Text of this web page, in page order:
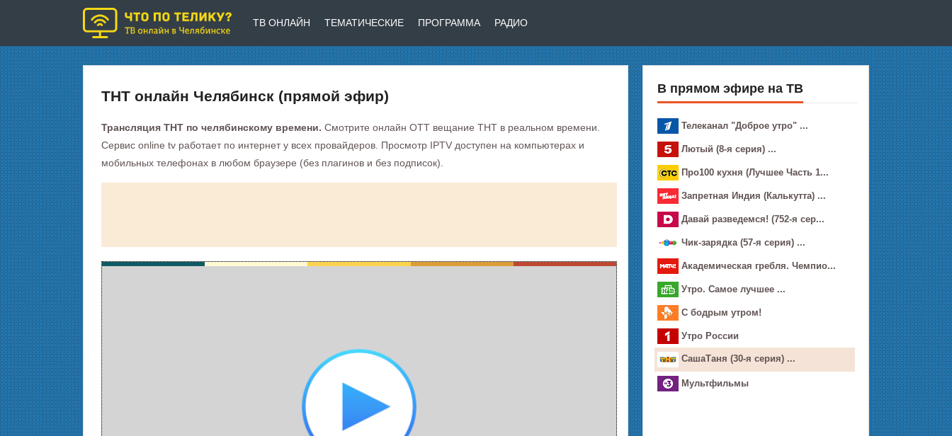
ТВ ОНЛАЙН ТЕМАТИЧЕСКИЕ ПРОГРАММА РАДИО
ТНТ онлайн Челябинск (прямой эфир)
Трансляция ТНТ по челябинскому времени. Смотрите онлайн OTT вещание ТНТ в реальном времени.
Сервис online tv работает по интернет у всех провайдеров. Просмотр IPTV доступен на компьютерах и
мобильных телефонах в любом браузере (без плагинов и без подписок).
В прямом эфире на ТВ
Телеканал "Доброе утро" ...
Лютый (8-я серия) ...
Про100 кухня (Лучшее Часть 1...
Запретная Индия (Калькутта) ...
Давай рaзвeдемся! (752-я сер...
Чик-зарядка (57-я серия) ...
Академическая гребля. Чемпио...
Утро. Самое лучшее ...
С бодрым утром!
Утро России
СашаТаня (30-я серия) ...
Мультфильмы